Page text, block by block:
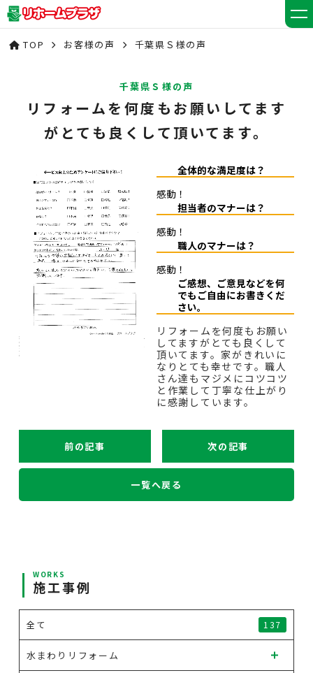
TOP お客様の声 千葉県Ｓ様の声
千葉県Ｓ様の声
リフォームを何度もお願いしてます
がとても良くして頂いてます。
全体的な満足度は？
感動！
担当者のマナーは？
感動！
職人のマナーは？
感動！
ご感想、ご意見などを何
でもご自由にお書きくだ
さい。
リフォームを何度もお願い
してますがとても良くして
頂いてます。家がきれいに
なりとても幸せです。職人
さん達もマジメにコツコツ
と作業して丁寧な仕上がり
に感謝しています。
前の記事 次の記事
一覧へ戻る
WORKS
施工事例
全て 137
水まわりリフォーム